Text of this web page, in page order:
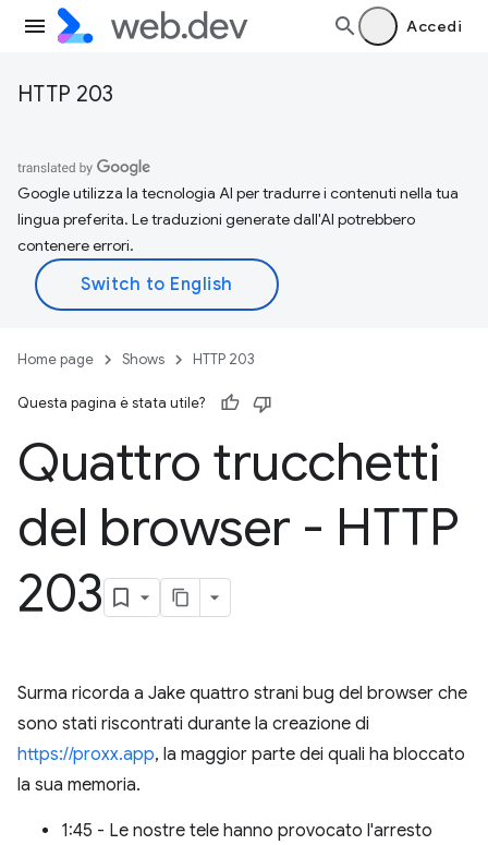
Accedi
HTTP 203
Google utilizza la tecnologia AI per tradurre i contenuti nella tua
lingua preferita. Le traduzioni generate dall'AI potrebbero
contenere errori.
Home page Shows HTTP 203
Questa pagina è stata utile?
Quattro trucchetti
del browser - HTTP
203
Surma ricorda a Jake quattro strani bug del browser che
sono stati riscontrati durante la creazione di
https://proxx.app, la maggior parte dei quali ha bloccato
la sua memoria.
1:45 - Le nostre tele hanno provocato l'arresto